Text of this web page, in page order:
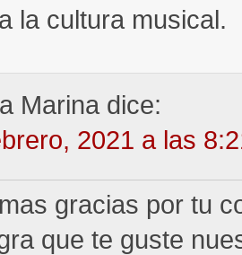
la cultura musical.
Marina dice:
2021 a las
gracias por tu
que te guste